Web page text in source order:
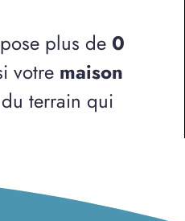
plus de 0
votre maison
terrain qui